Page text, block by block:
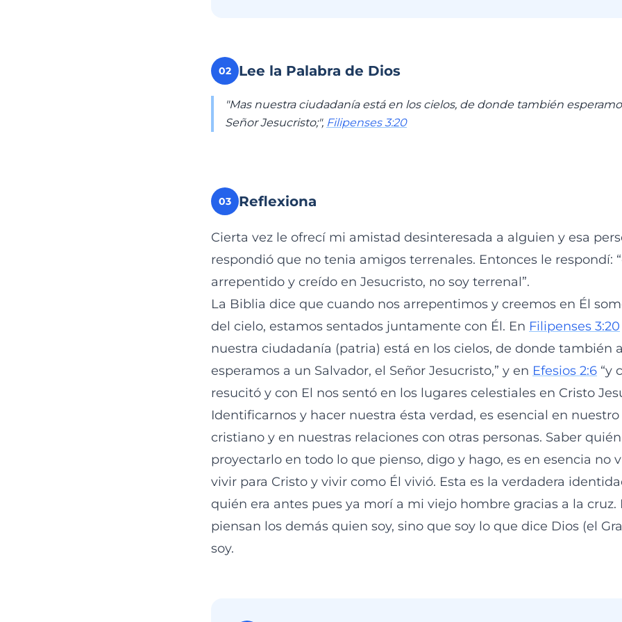
02 Lee la Palabra de Dios
"Mas nuestra ciudadanía está en los cielos, de donde también
Señor Jesucristo;", Filipenses 3:20
03 Reflexiona
Cierta vez le ofrecí mi amistad desinteresada a alguien y esa
respondió que no tenia amigos terrenales. Entonces le respondí:
arrepentido y creído en Jesucristo, no soy terrenal”.
La Biblia dice que cuando nos arrepentimos y creemos en Él
del cielo, estamos sentados juntamente con Él. En Filipenses 3:20
nuestra ciudadanía (patria) está en los cielos, de donde también
esperamos a un Salvador, el Señor Jesucristo,” y en Efesios 2:6 “y
resucitó y con El nos sentó en los lugares celestiales en Cristo
Identificarnos y hacer nuestra ésta verdad, es esencial en
cristiano y en nuestras relaciones con otras personas. Saber
proyectarlo en todo lo que pienso, digo y hago, es en esencia no
vivir para Cristo y vivir como Él vivió. Esta es la verdadera
quién era antes pues ya morí a mi viejo hombre gracias a la cruz.
piensan los demás quien soy, sino que soy lo que dice Dios (el
soy.